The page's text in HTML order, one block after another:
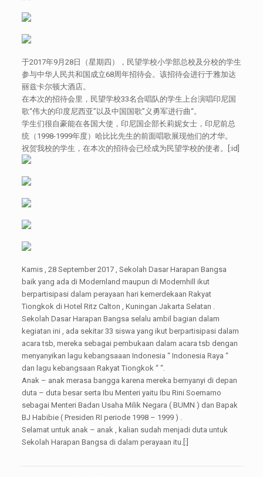
于2017年9月28日（星期四），民望学校小学部总校及分校的学生
参与中华人民共和国成立68周年招待会。该招待会进行于雅加达
丽兹卡尔顿大酒店。
在本次的招待会里，民望学校33名合唱队的学生上台演唱印尼国
歌“伟大的印度尼西亚”以及中国国歌”义勇军进行曲“。
学生们很自豪能在各国大使，印尼国企部长莉妮女士，印尼前总
统（1998-1999年度）哈比比先生的前面唱歌展现他们的才华。
祝贺我校的学生，在本次的招待会已经成为民望学校的使者。[:id]
Kamis , 28 September 2017 , Sekolah Dasar Harapan Bangsa
baik yang ada di Modernland maupun di Modernhill ikut
berpartisipasi dalam perayaan hari kemerdekaan Rakyat
Tiongkok di Hotel Ritz Calton , Kuningan Jakarta Selatan .
Sekolah Dasar Harapan Bangsa selalu ambil bagian dalam
kegiatan ini , ada sekitar 33 siswa yang ikut berpartisipasi dalam
acara tsb, mereka sebagai pembukaan dalam acara tsb dengan
menyanyikan lagu kebangsaaan Indonesia “ Indonesia Raya “
dan lagu kebangsaan Rakyat Tiongkok “ “.
Anak – anak merasa bangga karena mereka bernyanyi di depan
duta – duta besar serta Ibu Menteri yaitu Ibu Rini Soemarno
sebagai Menteri Badan Usaha Milik Negara ( BUMN ) dan Bapak
BJ Habibie ( Presiden RI periode 1998 – 1999 ) .
Selamat untuk anak – anak , kalian sudah menjadi duta untuk
Sekolah Harapan Bangsa di dalam perayaan itu.[:]